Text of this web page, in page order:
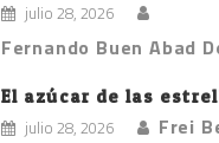
julio 28, 2026
Fernando Buen Abad
El azúcar de las
julio 28, 2026 Frei